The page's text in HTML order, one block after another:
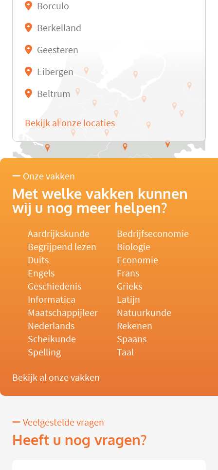
Borculo
Berkelland
Geesteren
Eibergen
Beltrum
Bekijk al onze locaties
Onze vakken
Met welke vakken kunnen
wij u nog meer helpen?
Aardrijkskunde
Bedrijfseconomie
Begrijpend lezen
Biologie
Duits
Economie
Engels
Frans
Geschiedenis
Grieks
Informatica
Latijn
Maatschappijleer
Natuurkunde
Nederlands
Rekenen
Scheikunde
Spaans
Spelling
Taal
Bekijk al onze vakken
Veelgestelde vragen
Heeft u nog vragen?